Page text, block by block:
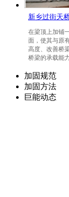
新乡过街天
在梁顶上加铺
面，使其与原
高度、改善桥
桥梁的承载能
加固规范
加固方法
巨能动态